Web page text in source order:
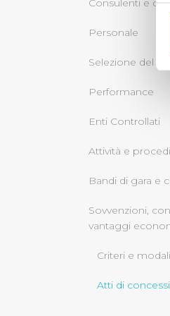
Consulenti e
Personale
Selezione del
Performance
Enti Controllati
Attività e
Bandi di gara e
Sovvenzioni,
vantaggi
Criteri e
Atti di